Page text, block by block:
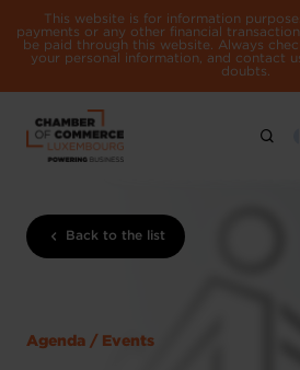
This website is for information
payments or any other financial
be paid through this website. Always
your personal information, and contact
doubts.
Back to the list
Agenda / Events